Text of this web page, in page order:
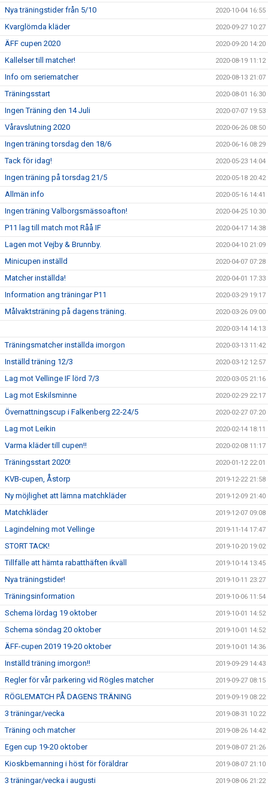
Nya träningstider från 5/10 2020-10-04 16:55
Kvarglömda kläder 2020-09-27 10:27
ÄFF cupen 2020 2020-09-20 14:20
Kallelser till matcher! 2020-08-19 11:12
Info om seriematcher 2020-08-13 21:07
Träningsstart 2020-08-01 16:30
Ingen Träning den 14 Juli 2020-07-07 19:53
Våravslutning 2020 2020-06-26 08:50
Ingen träning torsdag den 18/6 2020-06-16 08:29
Tack för idag! 2020-05-23 14:04
Ingen träning på torsdag 21/5 2020-05-18 20:42
Allmän info 2020-05-16 14:41
Ingen träning Valborgsmässoafton! 2020-04-25 10:30
P11 lag till match mot Råå IF 2020-04-17 14:38
Lagen mot Vejby & Brunnby. 2020-04-10 21:09
Minicupen inställd 2020-04-07 07:28
Matcher inställda! 2020-04-01 17:33
Information ang träningar P11 2020-03-29 19:17
Målvaktsträning på dagens träning. 2020-03-26 09:00
2020-03-14 14:13
Träningsmatcher inställda imorgon 2020-03-13 11:42
Inställd träning 12/3 2020-03-12 12:57
Lag mot Vellinge IF lörd 7/3 2020-03-05 21:16
Lag mot Eskilsminne 2020-02-29 22:17
Övernattningscup i Falkenberg 22-24/5 2020-02-27 07:20
Lag mot Leikin 2020-02-14 18:11
Varma kläder till cupen!! 2020-02-08 11:17
Träningsstart 2020! 2020-01-12 22:01
KVB-cupen, Åstorp 2019-12-22 21:58
Ny möjlighet att lämna matchkläder 2019-12-09 21:40
Matchkläder 2019-12-07 09:08
Lagindelning mot Vellinge 2019-11-14 17:47
STORT TACK! 2019-10-20 19:02
Tillfälle att hämta rabatthäften ikväll 2019-10-14 13:45
Nya träningstider! 2019-10-11 23:27
Träningsinformation 2019-10-06 11:54
Schema lördag 19 oktober 2019-10-01 14:52
Schema söndag 20 oktober 2019-10-01 14:52
ÄFF-cupen 2019 19-20 oktober 2019-10-01 14:36
Inställd träning imorgon!! 2019-09-29 14:43
Regler för vår parkering vid Rögles matcher 2019-09-27 08:15
RÖGLEMATCH PÅ DAGENS TRÄNING 2019-09-19 08:22
3 träningar/vecka 2019-08-31 10:22
Träning och matcher 2019-08-26 14:42
Egen cup 19-20 oktober 2019-08-07 21:26
Kioskbemanning i höst för föräldrar 2019-08-07 21:10
3 träningar/vecka i augusti 2019-08-06 21:22